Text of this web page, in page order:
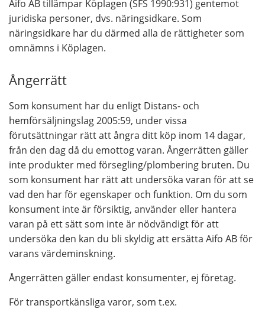
Aifo AB tillämpar Köplagen (SFS 1990:931) gentemot
juridiska personer, dvs. näringsidkare. Som
näringsidkare har du därmed alla de rättigheter som
omnämns i Köplagen.
Ångerrätt
Som konsument har du enligt Distans- och
hemförsäljningslag 2005:59, under vissa
förutsättningar rätt att ångra ditt köp inom 14 dagar,
från den dag då du emottog varan. Ångerrätten gäller
inte produkter med försegling/plombering bruten. Du
som konsument har rätt att undersöka varan för att se
vad den har för egenskaper och funktion. Om du som
konsument inte är försiktig, använder eller hantera
varan på ett sätt som inte är nödvändigt för att
undersöka den kan du bli skyldig att ersätta Aifo AB för
varans värdeminskning.
Ångerrätten gäller endast konsumenter, ej företag.
För transportkänsliga varor, som t.ex.